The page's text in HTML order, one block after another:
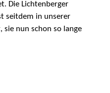
Die Lichtenberger
seitdem in unserer
sie nun schon so lange